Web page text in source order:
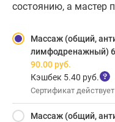
состоянию, а мастер
Массаж (общий,
лимфодренажный)
90.00руб.
Кэшбек 5.40 руб.
Сертификат
Массаж (общий,